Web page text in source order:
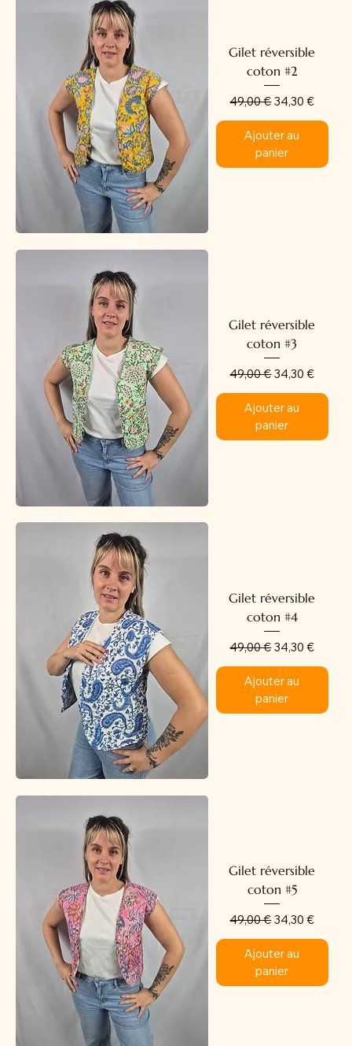
Gilet réversible
coton #2
Prix original
49,00 €Prix
34,30 €
Ajouter au
panier
Gilet réversible
coton #3
Prix original
49,00 €Prix
34,30 €
Ajouter au
panier
Gilet réversible
coton #4
Prix original
49,00 €Prix
34,30 €
Ajouter au
panier
Gilet réversible
coton #5
Prix original
49,00 €Prix
34,30 €
Ajouter au
panier